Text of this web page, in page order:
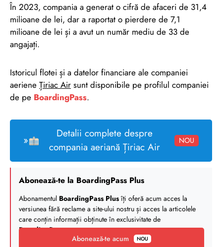
În 2023, compania a generat o cifră de afaceri de 31,4
milioane de lei, dar a raportat o pierdere de 7,1
milioane de lei și a avut un număr mediu de 33 de
angajați.
Istoricul flotei și a datelor financiare ale companiei
aeriene Țiriac Air sunt disponibile pe profilul companiei
de pe BoardingPass.
»
Detalii complete despre
compania aeriană Țiriac Air
NOU
Abonează-te la BoardingPass Plus
Abonamentul BoardingPass Plusîți oferă acum acces la
versiunea fără reclame a site-ului nostru și acces la articolele
care conțin informații obținute în exclusivitate de
BoardingPass.
Abonează-te acum
NOU